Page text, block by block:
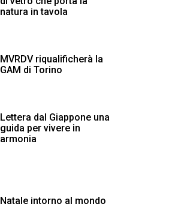
natura in tavola
MVRDV riqualificherà la
GAM di Torino
Lettera dal Giappone una
guida per vivere in
armonia
Natale intorno al mondo